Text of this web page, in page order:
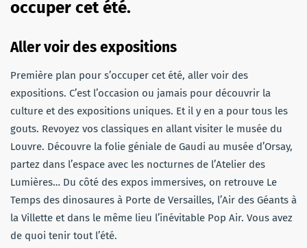
occuper cet été.
Aller voir des expositions
Première plan pour s’occuper cet été, aller voir des
expositions. C’est l’occasion ou jamais pour découvrir la
culture et des expositions uniques. Et il y en a pour tous les
gouts. Revoyez vos classiques en allant visiter le musée du
Louvre. Découvre la folie géniale de Gaudi au musée d’Orsay,
partez dans l’espace avec les nocturnes de l’Atelier des
Lumières… Du côté des expos immersives, on retrouve Le
Temps des dinosaures à Porte de Versailles, l’Air des Géants à
la Villette et dans le même lieu l’inévitable Pop Air. Vous avez
de quoi tenir tout l’été.